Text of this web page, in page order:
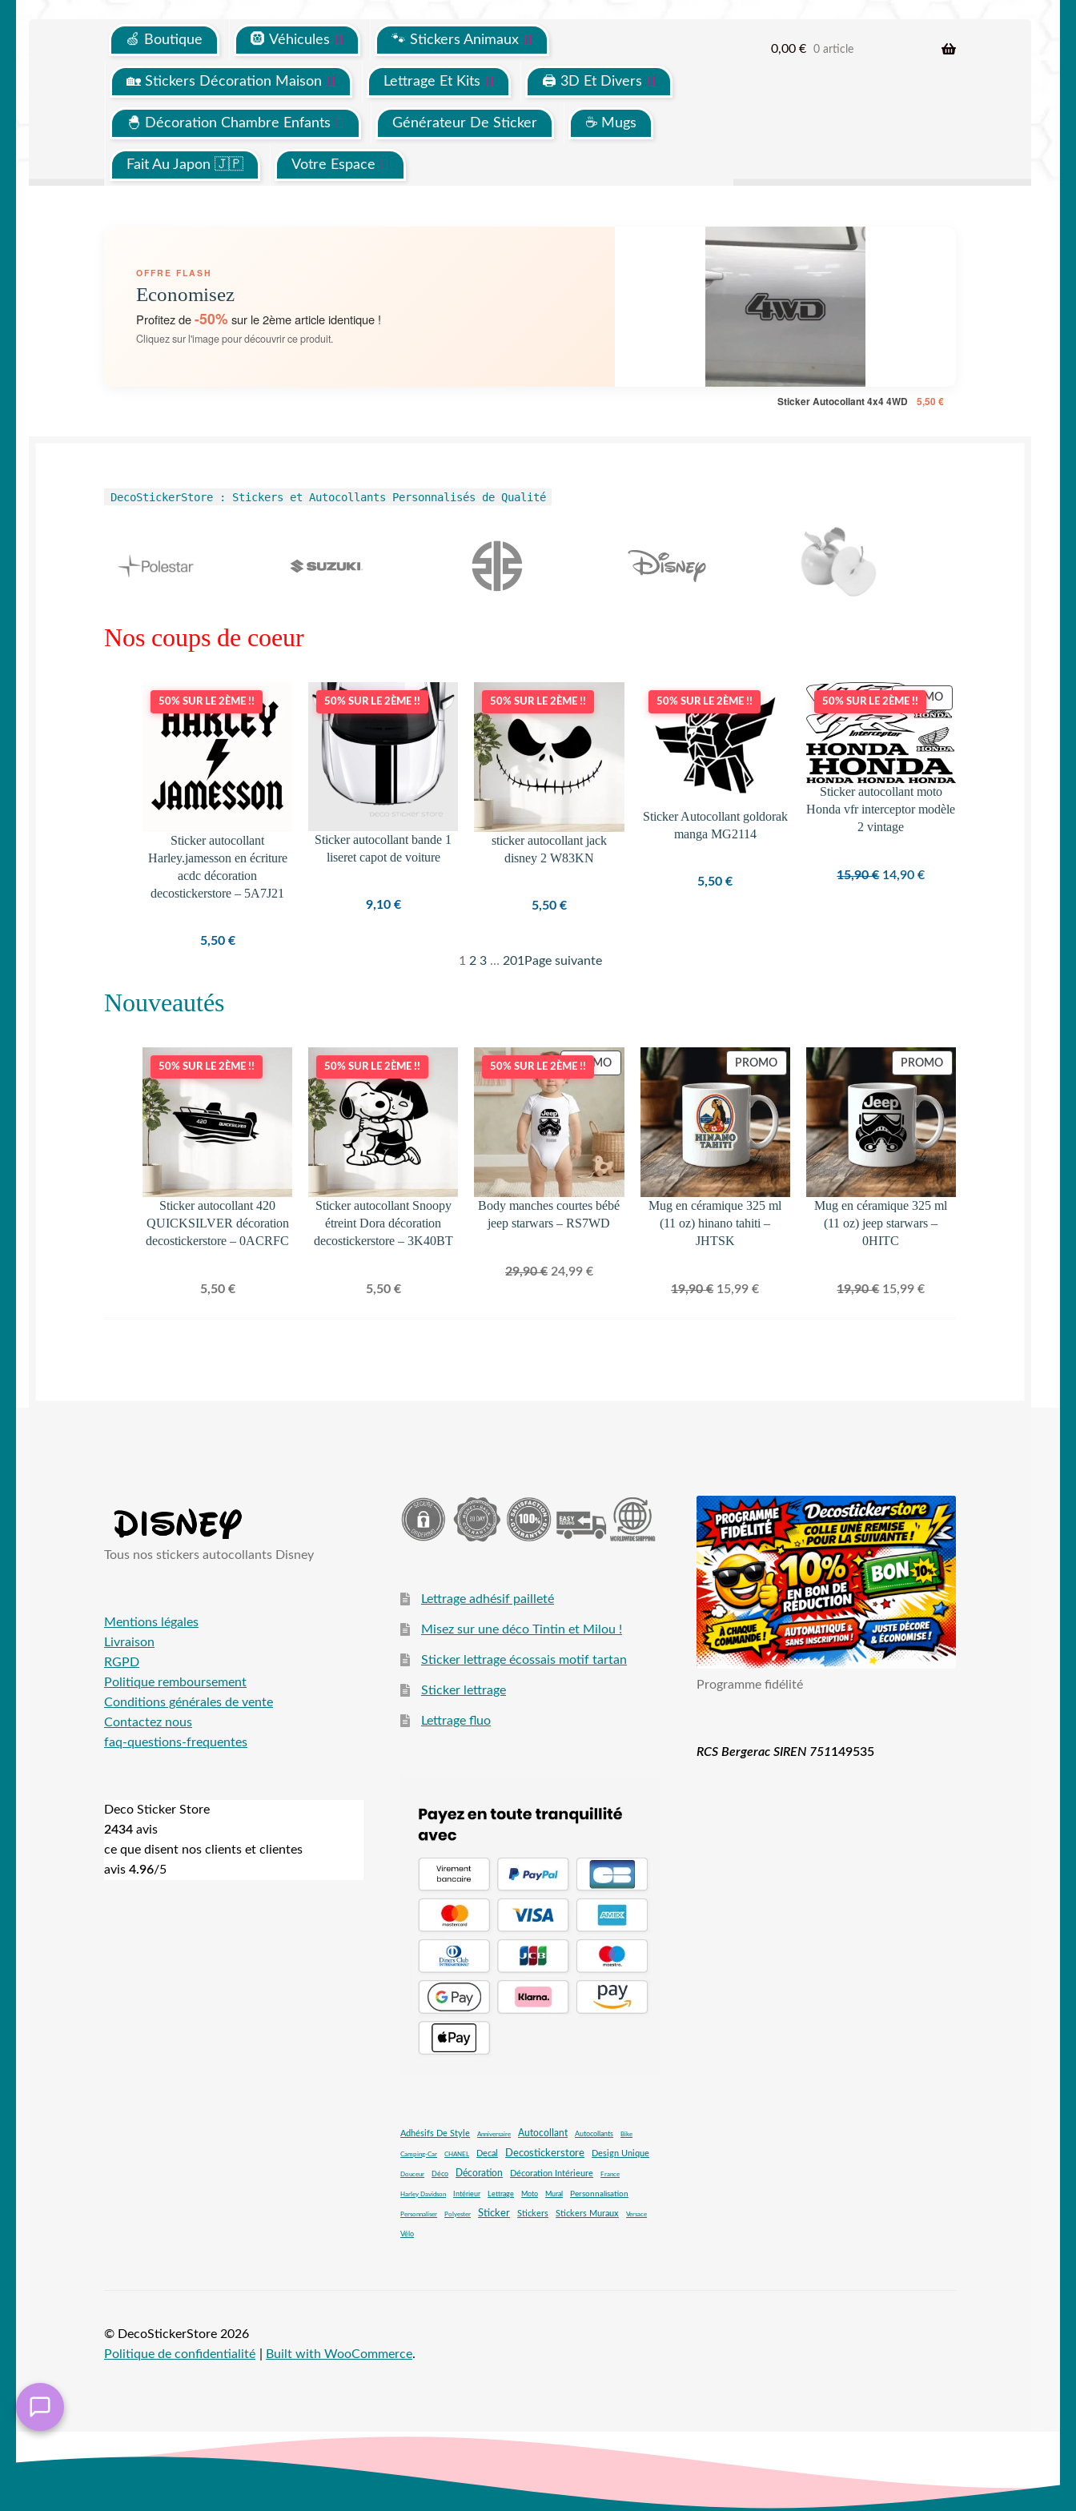
🍏 Boutique 🛞 Véhicules 🐾 Stickers Animaux
🏡 Stickers Décoration Maison Lettrage Et Kits 🖨 3D Et Divers
🐣 Décoration Chambre Enfants Générateur De Sticker ☕ Mugs
Fait Au Japon 🇯🇵 Votre Espace
0,00 € 0 article
OFFRE FLASH
Economisez
Profitez de-50%sur le 2ème article identique !
Cliquez sur l'image pour découvrir ce produit.
Sticker Autocollant 4x4 4WD 5,50 €
DecoStickerStore : Stickers et Autocollants Personnalisés de Qualité
Nos coups de coeur
50% SUR LE 2ÈME !!
Sticker autocollant
Harley.jamesson en écriture
acdc décoration
decostickerstore – 5A7J21
5,50 €
50% SUR LE 2ÈME !!
Sticker autocollant bande 1
liseret capot de voiture
9,10 €
50% SUR LE 2ÈME !!
sticker autocollant jack
disney 2 W83KN
5,50 €
50% SUR LE 2ÈME !!
Sticker Autocollant goldorak
manga MG2114
5,50€
50% SUR LE 2ÈME !!PROMOPRODUIT
EN
PROMOTION
Sticker autocollant moto
Honda vfr interceptor modèle
2 vintage
15,90€ Le
14,90€Le
1 2 3 … 201Page suivante
Nouveautés
50% SUR LE 2ÈME !!
Sticker autocollant 420
QUICKSILVER décoration
decostickerstore – 0ACRFC
5,50 €
50% SUR LE 2ÈME !!
Sticker autocollant Snoopy
étreint Dora décoration
decostickerstore – 3K40BT
5,50 €
50% SUR LE 2ÈME !!PROMOPRODUIT
PROMOTION
Body manches courtes bébé
jeep starwars – RS7WD
29,90€ Le
24,99 €Le
PROMOPRODUIT
PROMOTION
Mug en céramique 325 ml
(11 oz) hinano tahiti –
JHTSK
19,90€ Le
15,99€Le
PROMOPRODUIT
Mug en céramique 325 ml
(11 oz) jeep starwars –
0HITC
19,90€ Le
15,99€Le
Tous nos stickers autocollants Disney
Mentions légales
Livraison
RGPD
Politique remboursement
Conditions générales de vente
Contactez nous
faq-questions-frequentes
Deco Sticker Store
2434 avis
ce que disent nos clients et clientes
avis4.96/5
Lettrage adhésif pailleté
Misez sur une déco Tintin et Milou !
Sticker lettrage écossais motif tartan
Sticker lettrage
Lettrage fluo
Adhésifs De Style Anniversaire Autocollant Autocollants Bike
Camping-Car CHANEL Decal Decostickerstore Design Unique
Douceur Déco Décoration Décoration Intérieure France
Harley Davidson Intérieur Lettrage Moto Mural Personnalisation
Personnaliser Polyester Sticker Stickers Stickers Muraux Versace
Vélo
Programme fidélité
RCS Bergerac SIREN 751149535
© DecoStickerStore 2026
Politique de confidentialité
Built with WooCommerce.